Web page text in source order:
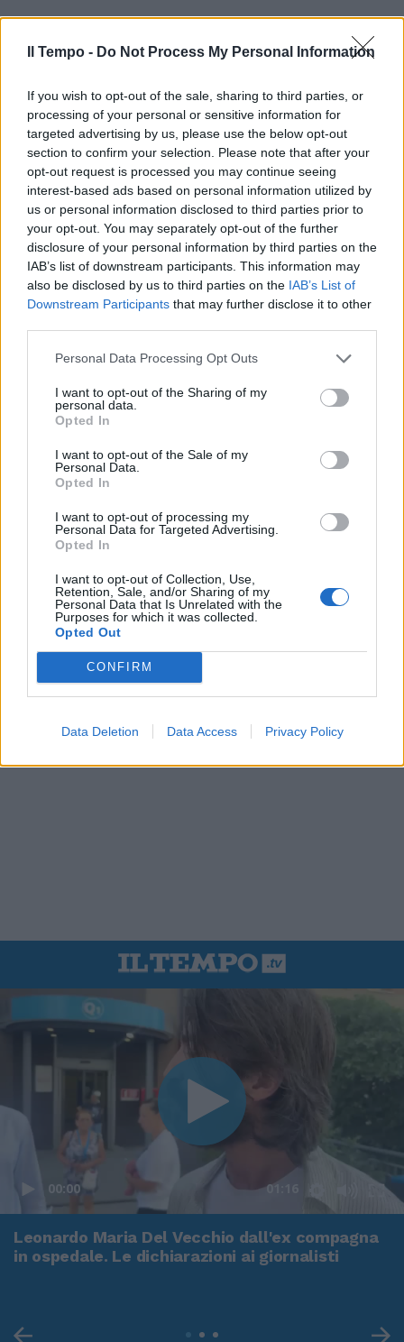
Il Tempo - Do Not Process My Personal Information
If you wish to opt-out of the sale, sharing to third parties, or
processing of your personal or sensitive information for
targeted advertising by us, please use the below opt-out
section to confirm your selection. Please note that after your
opt-out request is processed you may continue seeing
interest-based ads based on personal information utilized by
us or personal information disclosed to third parties prior to
your opt-out. You may separately opt-out of the further
disclosure of your personal information by third parties on the
IAB’s list of downstream participants. This information may
also be disclosed by us to third parties on the IAB’s List of
Downstream Participants that may further disclose it to other
Personal Data Processing Opt Outs
I want to opt-out of the Sharing of my
personal data.
Opted In
I want to opt-out of the Sale of my
Personal Data.
Opted In
I want to opt-out of processing my
Personal Data for Targeted Advertising.
Opted In
I want to opt-out of Collection, Use,
Retention, Sale, and/or Sharing of my
Personal Data that Is Unrelated with the
Purposes for which it was collected.
Opted Out
CONFIRM
Data Deletion Data Access Privacy Policy
In evidenza
00:00 01:16
Leonardo Maria Del Vecchio dall'ex compagna
in ospedale. Le dichiarazioni ai giornalisti